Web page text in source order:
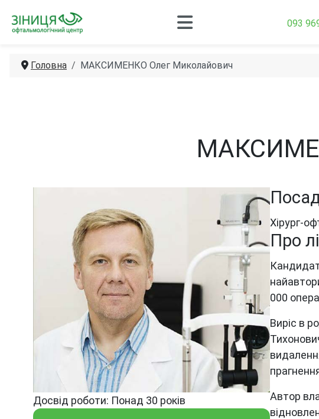
093
Головна МАКСИМЕНКО Олег Миколайович
Досвід роботи: Понад 30 років
Хірург-
Про
Кандидат
000
Виріс в
Автор